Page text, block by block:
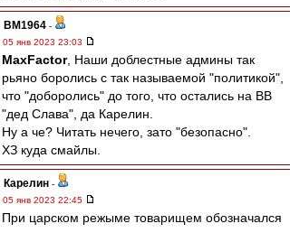
BM1964 -
05 янв 2023 23:03
MaxFactor, Наши доблестные админы так
рьяно боролись с так называемой "политикой",
что "доборолись" до того, что остались на ВВ
"дед Слава", да Карелин.
Ну а че? Читать нечего, зато "безопасно".
ХЗ куда смайлы.
Карелин -
05 янв 2023 22:45
При царском режыме товарищем обозначался